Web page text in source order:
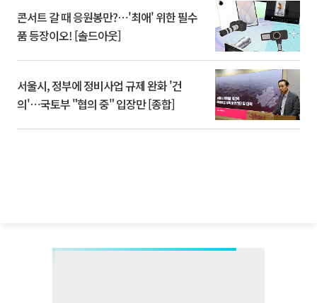
콘서트 갈 때 응원봉만?⋯'최애' 위한 필수
품 등장이오! [솔드아웃]
서울시, 정부에 정비사업 규제 완화 '건
의'⋯국토부 "협의 중" 입장만 [종합]